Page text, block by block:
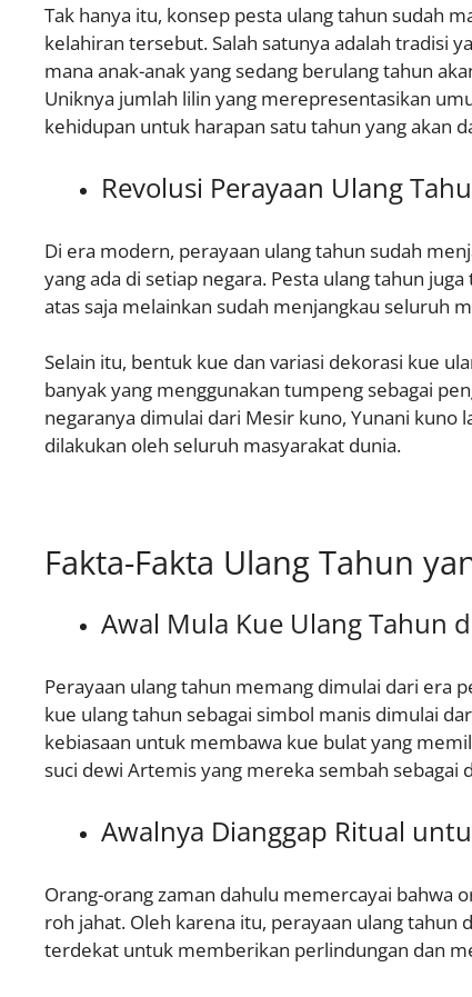
Tak hanya itu, konsep pesta ulang tahun sudah
kelahiran tersebut. Salah satunya adalah tradisi
mana anak-anak yang sedang berulang tahun
Uniknya jumlah lilin yang merepresentasikan
kehidupan untuk harapan satu tahun yang akan
Revolusi Perayaan Ulang
Di era modern, perayaan ulang tahun sudah
yang ada di setiap negara. Pesta ulang tahun
atas saja melainkan sudah menjangkau seluruh
Selain itu, bentuk kue dan variasi dekorasi kue
banyak yang menggunakan tumpeng sebagai
negaranya dimulai dari Mesir kuno, Yunani kuno
dilakukan oleh seluruh masyarakat dunia.
Fakta-Fakta Ulang Tahun
Awal Mula Kue Ulang Tahun
Perayaan ulang tahun memang dimulai dari era
kue ulang tahun sebagai simbol manis dimulai
kebiasaan untuk membawa kue bulat yang
suci dewi Artemis yang mereka sembah sebagai
Awalnya Dianggap Ritual
Orang-orang zaman dahulu memercayai bahwa
roh jahat. Oleh karena itu, perayaan ulang
terdekat untuk memberikan perlindungan dan